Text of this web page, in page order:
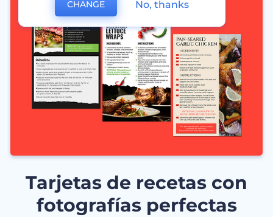
Tarjetas de recetas con
fotografías perfectas
CHANGE No, thanks